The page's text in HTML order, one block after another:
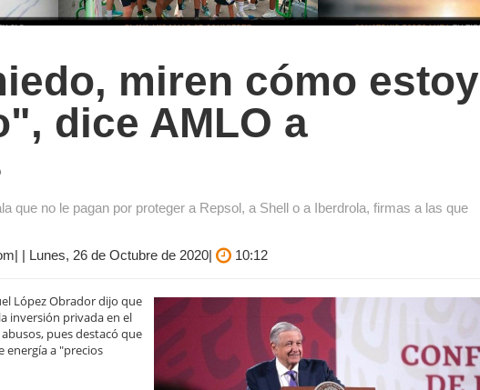
miren cómo estoy
dice AMLO a
que no le pagan por proteger a Repsol, a Shell o a Iberdrola, firmas a las que
| Lunes, 26 de Octubre de 2020|
10:12
López Obrador dijo que
inversión privada en el
pues destacó que
energía a "precios